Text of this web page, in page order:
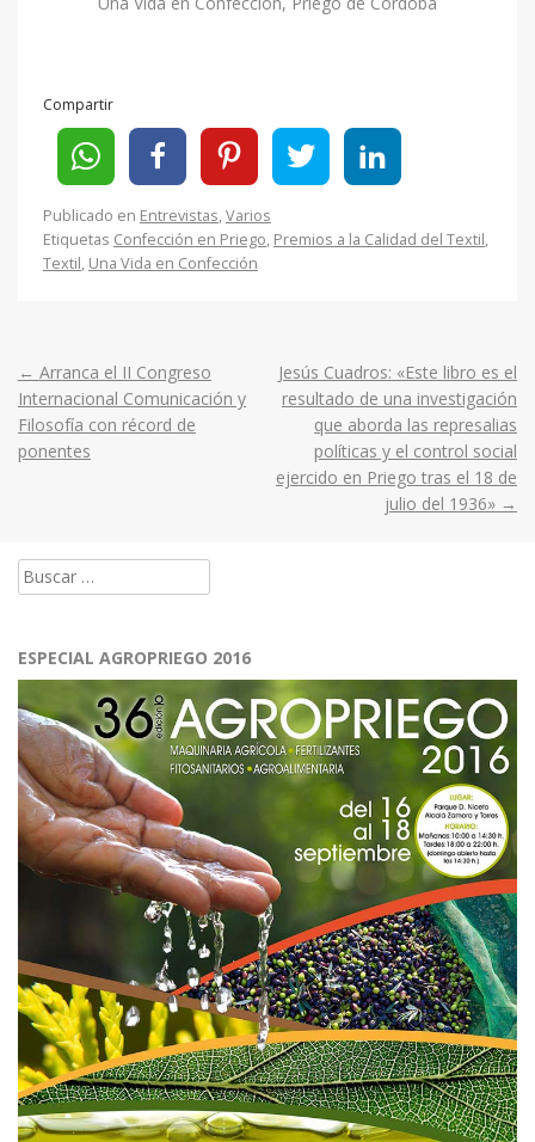
Compartir
Publicado en Entrevistas,Varios
Etiquetas Confección en Priego, Premios a la Calidad del Textil,
Textil, Una Vida en Confección
Post
navigation
← Arranca el II Congreso
Internacional Comunicación y
Filosofía con récord de
ponentes
Jesús Cuadros: «Este libro es el
resultado de una investigación
que aborda las represalias
políticas y el control social
ejercido en Priego tras el 18 de
julio del 1936» →
Buscar:
ESPECIAL AGROPRIEGO 2016